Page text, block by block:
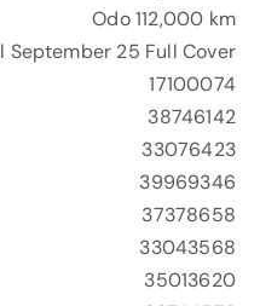
Odo 112,000 km
September 25 Full Cover
17100074
38746142
33076423
39969346
37378658
33043568
35013620